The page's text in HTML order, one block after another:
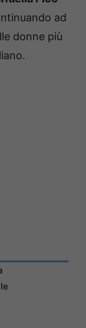
ad
donne più